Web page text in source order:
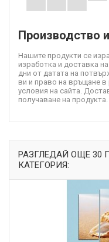
Производство
Нашите продукти се
изработка и доставка
дни от датата на
ви и право на връщане в
условия на сайта.
получаване на продукта.
РАЗГЛЕДАЙ ОЩЕ 30
КАТЕГОРИЯ: